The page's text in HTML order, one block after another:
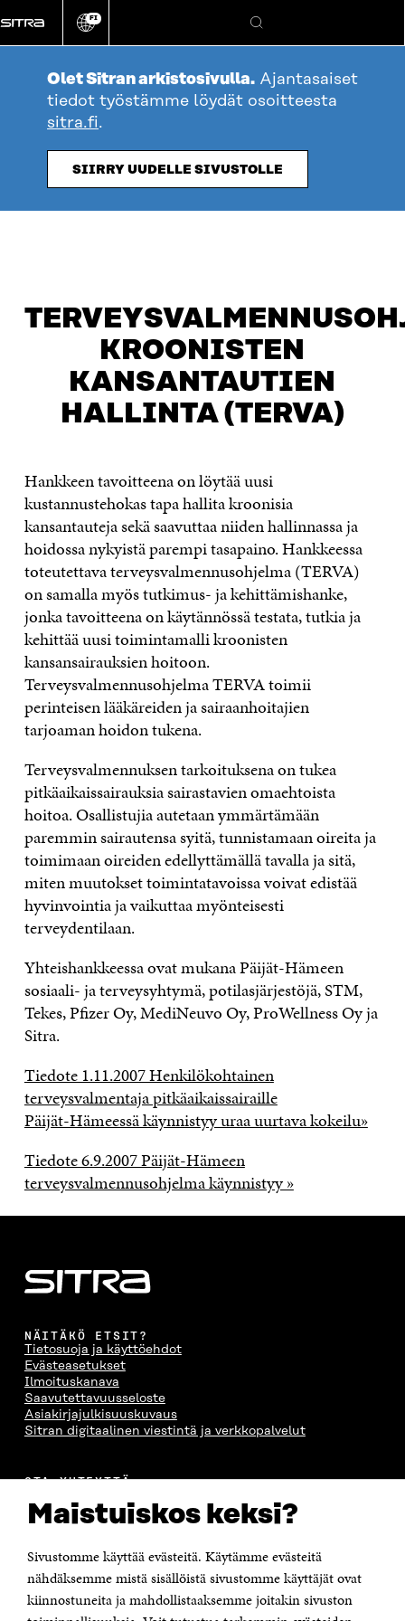
Maistuiskos keksi?
Sivustomme käyttää evästeitä. Käytämme evästeitä
nähdäksemme mistä sisällöistä sivustomme käyttäjät ovat
kiinnostuneita ja mahdollistaaksemme joitakin sivuston
suoraan
sisältöön
Vaihda
kieli
FI
Hae
Olet Sitran arkistosivulla. Ajantasaiset
tiedot työstämme löydät osoitteesta
sitra.fi.
SIIRRY UUDELLE SIVUSTOLLE
KROONISTEN
KANSANTAUTIEN
HALLINTA (TERVA)
Hankkeen tavoitteena on löytää uusi
kustannustehokas tapa hallita kroonisia
kansantauteja sekä saavuttaa niiden hallinnassa ja
hoidossa nykyistä parempi tasapaino. Hankkeessa
toteutettava terveysvalmennusohjelma (TERVA)
on samalla myös tutkimus- ja kehittämishanke,
jonka tavoitteena on käytännössä testata, tutkia ja
kehittää uusi toimintamalli kroonisten
kansansairauksien hoitoon.
Terveysvalmennusohjelma TERVA toimii
perinteisen lääkäreiden ja sairaanhoitajien
tarjoaman hoidon tukena.
Terveysvalmennuksen tarkoituksena on tukea
pitkäaikaissairauksia sairastavien omaehtoista
hoitoa. Osallistujia autetaan ymmärtämään
paremmin sairautensa syitä, tunnistamaan oireita ja
toimimaan oireiden edellyttämällä tavalla ja sitä,
miten muutokset toimintatavoissa voivat edistää
hyvinvointia ja vaikuttaa myönteisesti
terveydentilaan.
Yhteishankkeessa ovat mukana Päijät-Hämeen
sosiaali- ja terveysyhtymä, potilasjärjestöjä, STM,
Tekes, Pfizer Oy, MediNeuvo Oy, ProWellness Oy ja
Sitra.
Tiedote 1.11.2007 Henkilökohtainen
terveysvalmentaja pitkäaikaissairaille
Päijät-Hämeessä käynnistyy uraa uurtava kokeilu»
Tiedote 6.9.2007 Päijät-Hämeen
terveysvalmennusohjelma käynnistyy »
NÄITÄKÖ ETSIT?
Tietosuoja ja käyttöehdot
Evästeasetukset
Ilmoituskanava
Saavutettavuusseloste
Asiakirjajulkisuuskuvaus
Sitran digitaalinen viestintä ja verkkopalvelut
OTA YHTEYTTÄ
Itämerenkatu 11-13, PL 160,
00181 Helsinki
Puhelin +358 294 618 991
Sähköpostiosoite